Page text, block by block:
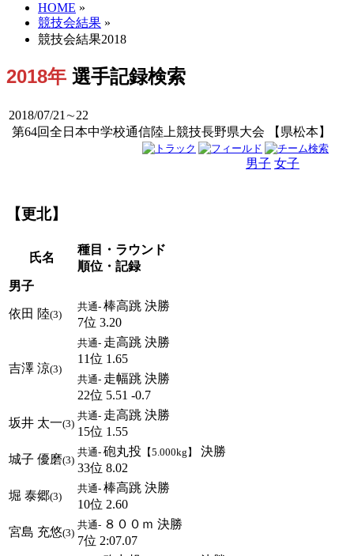
HOME »
競技会結果 »
競技会結果2018
2018年 選手記録検索
2018/07/21∼22
第64回全日本中学校通信陸上競技長野県大会 【県松本】
男子 女子
【更北】
氏名
種目・ラウンド
順位・記録
男子
依田 陸(3)
共通- 棒高跳 決勝
7位 3.20
吉澤 涼(3)
共通- 走高跳 決勝
11位 1.65
共通- 走幅跳 決勝
22位 5.51 -0.7
坂井 太一(3)
共通- 走高跳 決勝
15位 1.55
城子 優磨(3)
共通- 砲丸投 【5.000kg】
決勝
33位 8.02
堀 泰郷(3)
共通- 棒高跳 決勝
10位 2.60
宮島 充悠(3)
共通- ８００ｍ 決勝
7位 2:07.07